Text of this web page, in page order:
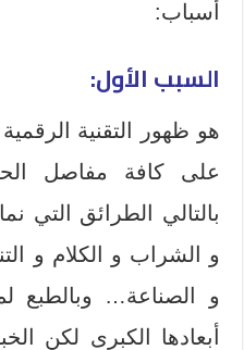
أسباب:
السبب الأول:
هو ظهور التقنية
على كافة مفاصل
بالتالي الطرائق التي
و الشراب و الكلام و
و الصناعة… وبالطبع
أبعادها الكبرى لكن